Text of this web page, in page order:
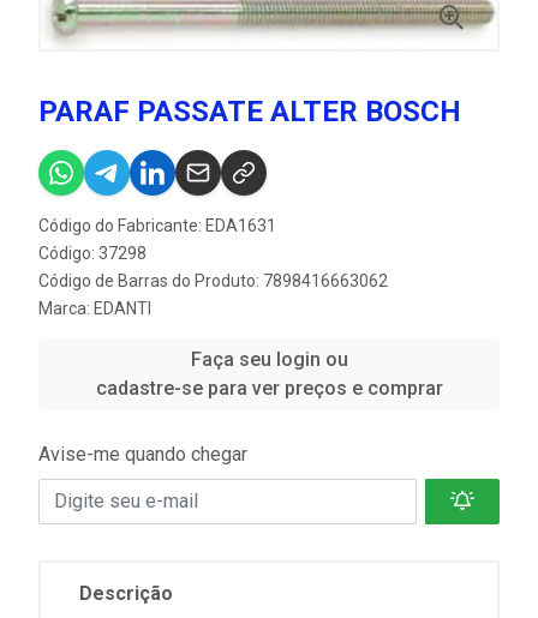
PARAF PASSATE ALTER BOSCH
Código do Fabricante: EDA1631
Código: 37298
Código de Barras do Produto: 7898416663062
Marca: EDANTI
Faça seu login ou
cadastre-se para ver preços e comprar
Avise-me quando chegar
Descrição